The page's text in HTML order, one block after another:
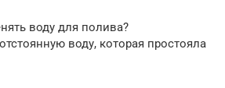
воду для полива?
воду, которая простояла